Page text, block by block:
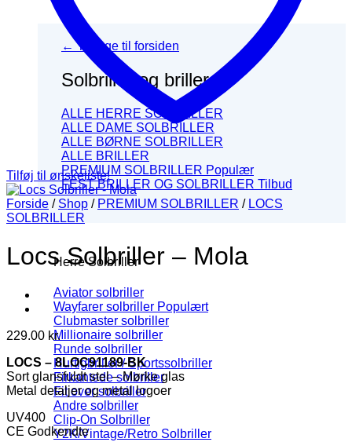
← Tilbage til forsiden
Solbriller og briller
ALLE HERRE SOLBRILLER
ALLE DAME SOLBRILLER
ALLE BØRNE SOLBRILLER
ALLE BRILLER
PREMIUM SOLBRILLER
FEST BRILLER OG SOLBRILLER
Herre Solbriller
Aviator solbriller
Wayfarer solbriller
Clubmaster solbriller
Millionaire solbriller
Runde solbriller
Hurtigbriller / Sportssolbriller
Firkantede solbriller
Fit over solbriller
Andre solbriller
Clip-On Solbriller
Y2K/Vintage/Retro Solbriller
Tilføj til ønskeliste!
Forside / Shop / PREMIUM SOLBRILLER / LOCS
SOLBRILLER
Locs Solbriller – Mola
229.00 kr.
LOCS – 8LOC91189-BK
Sort glansfuldt stel – Mørke glas
Metal detaljer og metal logoer
UV400
CE Godkendte